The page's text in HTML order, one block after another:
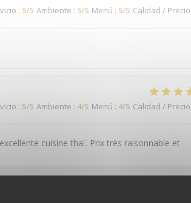
: 5/5 Ambiente : 5/5 Menú : 5/5 Calidad / Precio
: 5/5 Ambiente : 4/5 Menú : 4/5 Calidad / Precio
cuisine thaï. Prix très raisonnable et